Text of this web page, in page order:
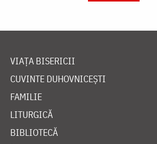
VIAȚA BISERICII
CUVINTE DUHOVNICEȘTI
FAMILIE
LITURGICĂ
BIBLIOTECĂ